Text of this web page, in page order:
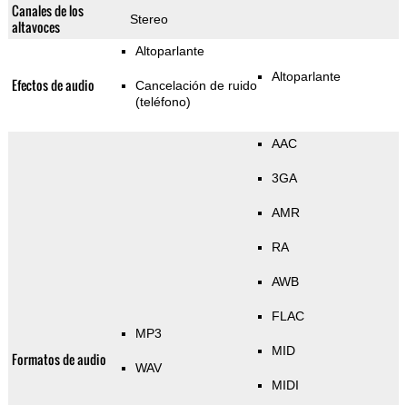
Canales de los
altavoces
Stereo
Efectos de audio
Altoparlante
Cancelación de ruido
(teléfono)
Altoparlante
Formatos de audio
MP3
WAV
AAC
3GA
AMR
RA
AWB
FLAC
MID
MIDI